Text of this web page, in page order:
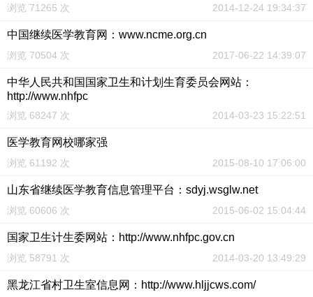
浏览 71265 次 2014-12-24 19:34:37
中国继续医学教育网：www.ncme.org.cn
浏览 70504 次 2017-06-22 14:39:07
中华人民共和国国家卫生和计划生育委员会网站：
http://www.nhfpc
浏览 68247 次 2014-03-23 15:22:51
医学教育网校哪家强
浏览 61192 次 2015-08-10 17:06:00
山东省继续医学教育信息管理平台：sdyj.wsglw.net
浏览 60606 次 2015-06-02 15:04:44
国家卫生计生委网站：http://www.nhfpc.gov.cn
浏览 58791 次 2014-03-20 13:49:29
黑龙江省村卫生室信息网：http://www.hljjcws.com/